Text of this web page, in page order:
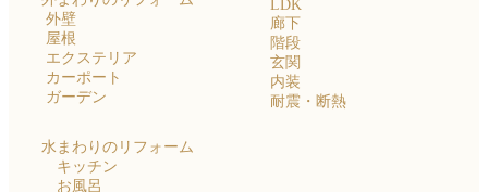
外壁
屋根
エクステリア
カーポート
ガーデン
水まわりのリフォーム
キッチン
お風呂
LDK
廊下
階段
玄関
内装
耐震・断熱